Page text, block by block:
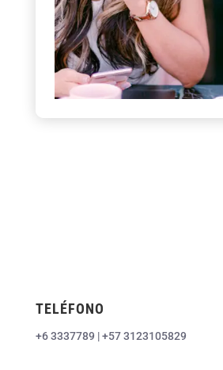
TELÉFONO
+6 3337789 | +57 3123105829